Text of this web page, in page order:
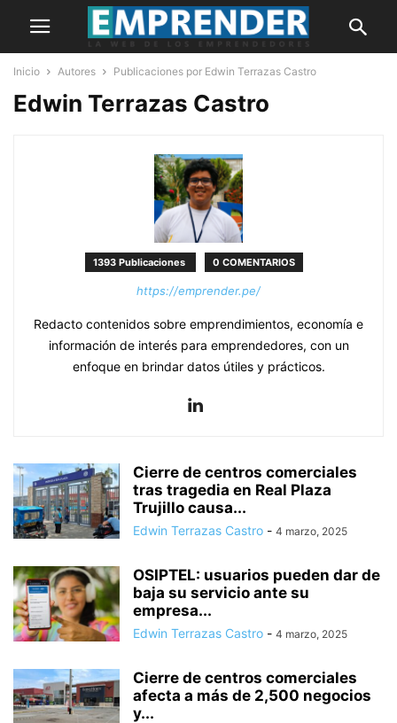
Inicio Autores Publicaciones por Edwin Terrazas Castro
Edwin Terrazas Castro
1393 Publicaciones 0 COMENTARIOS
https://emprender.pe/
Redacto contenidos sobre emprendimientos, economía e
información de interés para emprendedores, con un
enfoque en brindar datos útiles y prácticos.
Cierre de centros comerciales
tras tragedia en Real Plaza
Trujillo causa...
Edwin Terrazas Castro - 4 marzo, 2025
OSIPTEL: usuarios pueden dar de
baja su servicio ante su
empresa...
Edwin Terrazas Castro - 4 marzo, 2025
Cierre de centros comerciales
afecta a más de 2,500 negocios
y...